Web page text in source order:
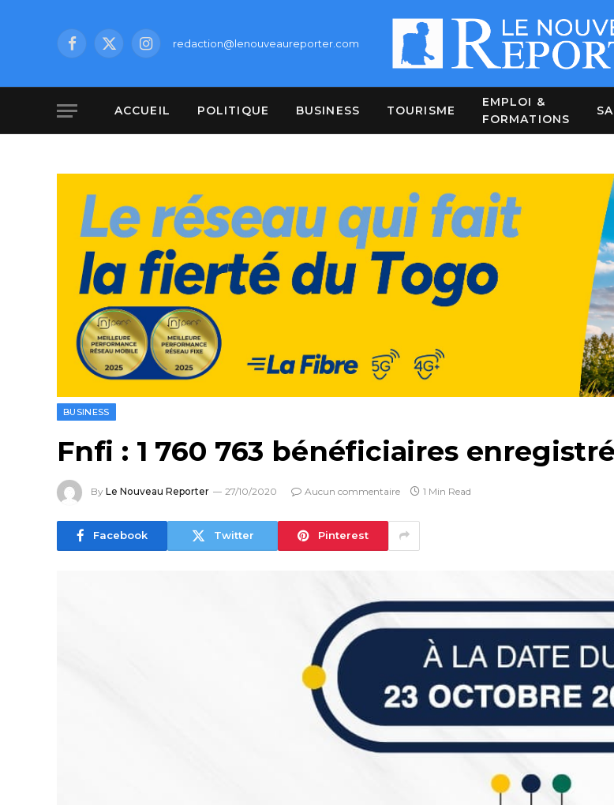
Facebook
X
Instagramredaction@lenouveaureporter.com
ACCUEIL POLITIQUE BUSINESS TOURISME
EMPLOI &
FORMATIONS
BUSINESS
Fnfi : 1 760 763 bénéficiaires
By Le Nouveau Reporter 27/10/2020 Aucun commentaire 1 Min Read
Facebook Twitter Pinterest